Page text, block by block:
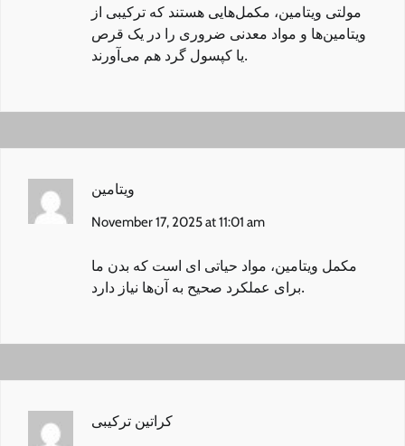
مولتی‌ ویتامین‌، مکمل‌هایی هستند که ترکیبی از
ویتامین‌ها و مواد معدنی ضروری را در یک قرص
یا کپسول گرد هم می‌آورند.
ویتامین
November 17, 2025 at 11:01 am
مکمل‌ ویتامین، مواد حیاتی‌ ای است که بدن ما
برای عملکرد صحیح به آن‌ها نیاز دارد.
کراتین ترکیبی